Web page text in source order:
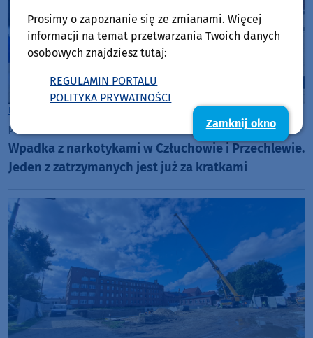
Powiat Człuchowski
piątek, 31 lipca 2026, 13:03
Wpadka z narkotykami w Człuchowie i Przechlewie.
Jeden z zatrzymanych jest już za kratkami
Prosimy o zapoznanie się ze zmianami. Więcej
informacji na temat przetwarzania Twoich danych
osobowych znajdziesz tutaj:
REGULAMIN PORTALU
POLITYKA PRYWATNOŚCI
Zamknij okno